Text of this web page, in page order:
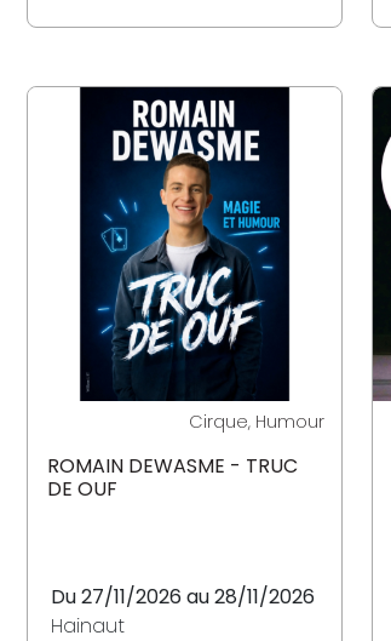
Cirque, Humour
ROMAIN DEWASME - TRUC
DE OUF
Du 27/11/2026 au 28/11/2026
Hainaut